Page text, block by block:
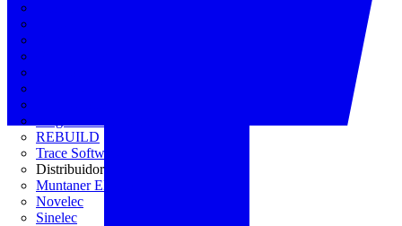
REBUILD
Trace Software
Distribuidor
Muntaner Electro
Novelec
Sinelec